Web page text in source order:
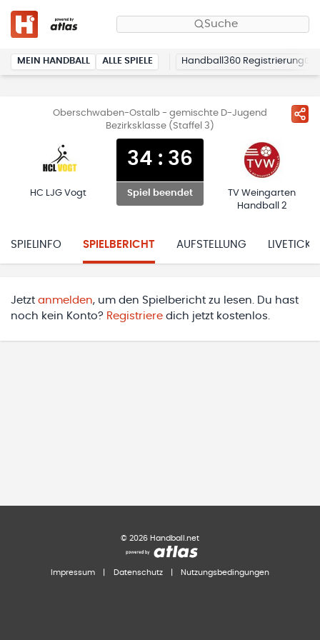
Suche
MEIN HANDBALL ALLE SPIELE Handball360 Registrierung
Oberschwaben-Ostalb - gemischte D-Jugend
Bezirksklasse (Staffel 3)
HC LJG Vogt
34 : 36
Spiel beendet
TV Weingarten
Handball 2
SPIELINFO SPIELBERICHT AUFSTELLUNG
Jetzt anmelden, um den Spielbericht zu lesen. Du hast
noch kein Konto? Registriere dich jetzt kostenlos.
© 2026 Handball.net
Impressum Datenschutz Nutzungsbedingungen